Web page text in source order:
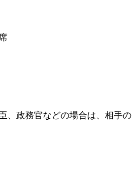
、政務官などの場合は、相手の